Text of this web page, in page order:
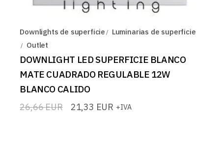
Downlights de superficie
Luminarias de superficie
Outlet
DOWNLIGHT LED SUPERFICIE BLANCO
MATE CUADRADO REGULABLE 12W
BLANCO CALIDO
26,66EUR
El 21,33 EUR
El +IVA